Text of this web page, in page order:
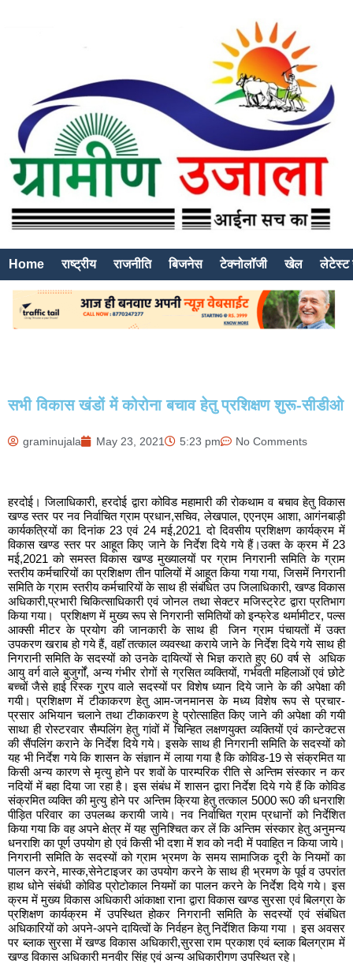
Home राष्ट्रीय राजनीति बिजनेस टेक्नोलॉजी खेल लेटेस्ट
सभी विकास खंडों में कोरोना बचाव हेतु प्रशिक्षण शुरू-सीडीओ
graminujala May 23, 2021 5:23 pm No Comments
हरदोई। जिलाधिकारी, हरदोई द्वारा कोविड महामारी की रोकथाम व बचाव हेतु विकास
खण्ड स्तर पर नव निर्वाचित ग्राम प्रधान,सचिव, लेखपाल, एएनएम आशा, आगंनबाड़ी
कार्यकत्रियों का दिनांक 23 एवं 24 मई,2021 दो दिवसीय प्रशिक्षण कार्यक्रम में
विकास खण्ड स्तर पर आहूत किए जाने के निर्देश दिये गये हैं।उक्त के क्रम में 23
मई,2021 को समस्त विकास खण्ड मुख्यालयों पर ग्राम निगरानी समिति के ग्राम
स्तरीय कर्मचारियों का प्रशिक्षण तीन पालियों में आहूत किया गया गया, जिसमें निगरानी
समिति के ग्राम स्तरीय कर्मचारियों के साथ ही संबंधित उप जिलाधिकारी, खण्ड विकास
अधिकारी,प्रभारी चिकित्साधिकारी एवं जोनल तथा सेक्टर मजिस्ट्रेट द्वारा प्रतिभाग
किया गया। प्रशिक्षण में मुख्य रूप से निगरानी समितियों को इन्फ्रेड थर्मामीटर, पल्स
आक्सी मीटर के प्रयोग की जानकारी के साथ ही जिन ग्राम पंचायतों में उक्त
उपकरण खराब हो गये हैं, वहाॅं तत्काल व्यवस्था कराये जाने के निर्देश दिये गये साथ ही
निगरानी समिति के सदस्यों को उनके दायित्यों से भिज्ञ कराते हुए 60 वर्ष से अधिक
आयु वर्ग वाले बुजुर्गों, अन्य गंभीर रोगों से ग्रसित व्यक्तियों, गर्भवती महिलाओं एवं छोटे
बच्चों जैसे हाई रिस्क गु्रप वाले सदस्यों पर विशेष ध्यान दिये जाने के की अपेक्षा की
गयी। प्रशिक्षण में टीकाकरण हेतु आम-जनमानस के मध्य विशेष रूप से प्रचार-
प्रसार अभियान चलाने तथा टीकाकरण हेु प्रोत्साहित किए जाने की अपेक्षा की गयी
साथा ही रोस्टरवार सैम्पलिंग हेतु गांवों में चिन्हित लक्षणयुक्त व्यक्तियों एवं कान्टेक्टस
की सैंपलिंग कराने के निर्देश दिये गये। इसके साथ ही निगरानी समिति के सदस्यों को
यह भी निर्देश गये कि शासन के संज्ञान में लाया गया है कि कोविड-19 से संक्रमित या
किसी अन्य कारण से मृत्यु होने पर शवों के पारम्परिक रीति से अन्तिम संस्कार न कर
नदियों में बहा दिया जा रहा है। इस संबंध में शासन द्वारा निर्देश दिये गये हैं कि कोविड
संक्रमित व्यक्ति की मुत्यु होने पर अन्तिम क्रिया हेतु तत्काल 5000 रू0 की धनराशि
पीड़ित परिवार का उपलब्ध करायी जाये। नव निर्वाचित ग्राम प्रधानों को निर्देशित
किया गया कि वह अपने क्षेत्र में यह सुनिश्चित कर लें कि अन्तिम संस्कार हेतु अनुमन्य
धनराशि का पूर्ण उपयोग हो एवं किसी भी दशा में शव को नदी में पवाहित न किया जाये।
निगरानी समिति के सदस्यों को ग्राम भ्रमण के समय सामाजिक दूरी के नियमों का
पालन करने, मास्क,सेनेटाइजर का उपयोग करने के साथ ही भ्रमण के पूर्व व उपरांत
हाथ धोने संबंधी कोविड प्रोटोकाल नियमों का पालन करने के निर्देश दिये गये। इस
क्रम में मुख्य विकास अधिकारी आंकाक्षा राना द्वारा विकास खण्ड सुरसा एवं बिलग्रा के
प्रशिक्षण कार्यक्रम में उपस्थित होकर निगरानी समिति के सदस्यों एवं संबंधित
अधिकारियों को अपने-अपने दायित्वों के निर्वहन हेतु निर्देशित किया गया । इस अवसर
पर ब्लाक सुरसा में खण्ड विकास अधिकारी,सुरसा राम प्रकाश एवं ब्लाक बिलग्राम में
खण्ड विकास अधिकारी मनवीर सिंह एवं अन्य अधिकारीगण उपस्थित रहे।